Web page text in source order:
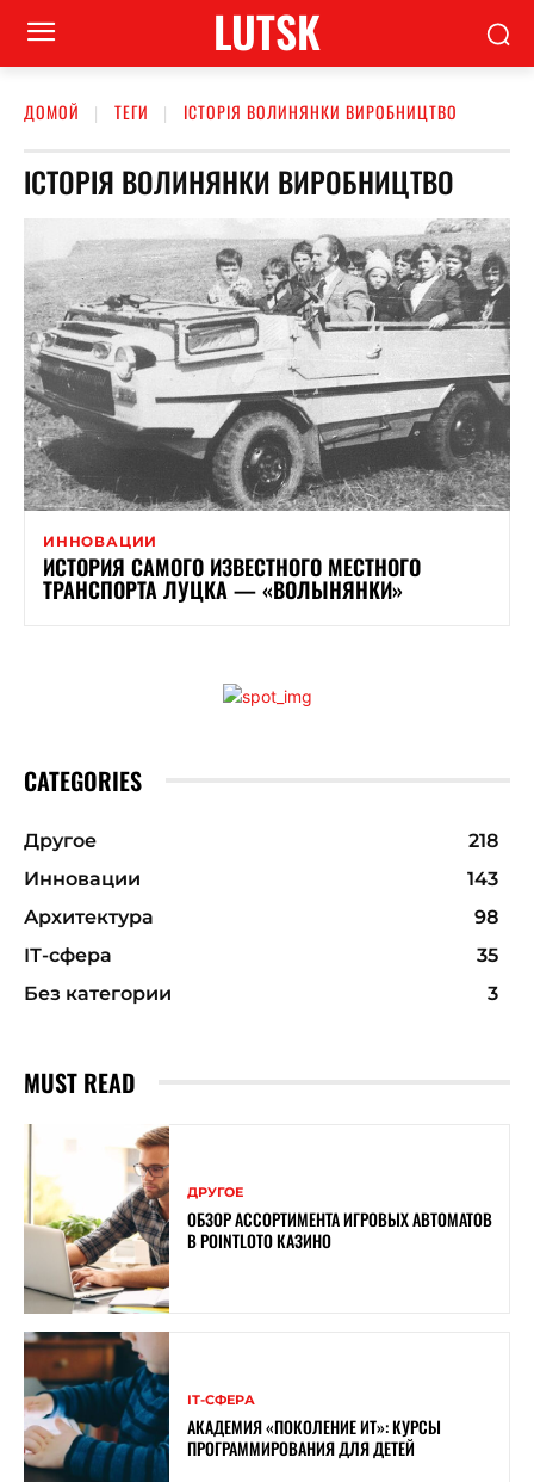
LUTSK
ДОМОЙ ТЕГИ ІСТОРІЯ ВОЛИНЯНКИ ВИРОБНИЦТВО
ІСТОРІЯ ВОЛИНЯНКИ ВИРОБНИЦТВО
ИННОВАЦИИ
ИСТОРИЯ САМОГО ИЗВЕСТНОГО МЕСТНОГО
ТРАНСПОРТА ЛУЦКА — «ВОЛЫНЯНКИ»
CATEGORIES
Другое
218
Инновации
143
Архитектура
98
ІТ-сфера
35
Без категории
3
MUST READ
ДРУГОЕ
ОБЗОР АССОРТИМЕНТА ИГРОВЫХ АВТОМАТОВ
В POINTLOTO КАЗИНО
ІТ-СФЕРА
АКАДЕМИЯ «ПОКОЛЕНИЕ ИТ»: КУРСЫ
ПРОГРАММИРОВАНИЯ ДЛЯ ДЕТЕЙ